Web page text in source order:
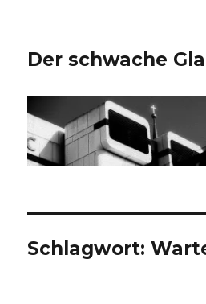
Der schwache
Schlagwort: